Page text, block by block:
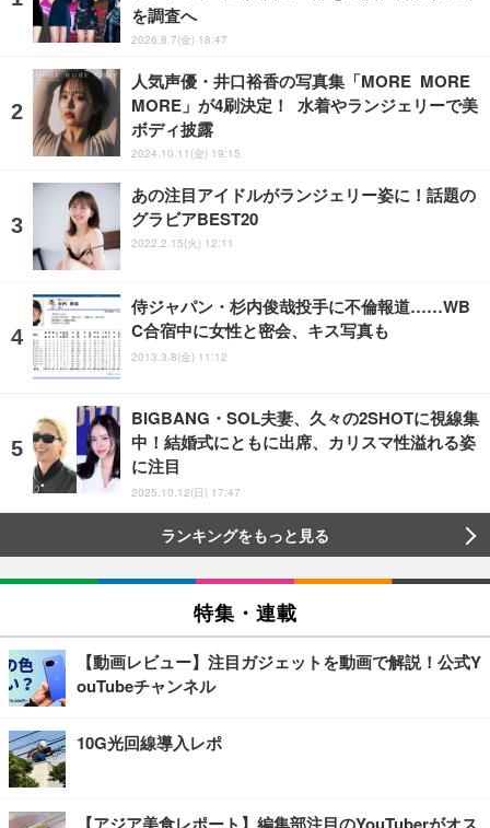
を調査へ
2026.8.7(金) 18:47
人気声優・井口裕香の写真集「MORE MORE
MORE」が4刷決定！ 水着やランジェリーで美
ボディ披露
2024.10.11(金) 19:15
あの注目アイドルがランジェリー姿に！話題の
グラビアBEST20
2022.2.15(火) 12:11
侍ジャパン・杉内俊哉投手に不倫報道……WB
C合宿中に女性と密会、キス写真も
2013.3.8(金) 11:12
BIGBANG・SOL夫妻、久々の2SHOTに視線集
中！結婚式にともに出席、カリスマ性溢れる姿
に注目
2025.10.12(日) 17:47
ランキングをもっと見る
特集・連載
【動画レビュー】注目ガジェットを動画で解説！公式Y
ouTubeチャンネル
10G光回線導入レポ